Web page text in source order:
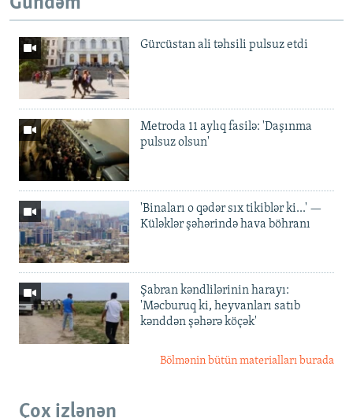
Gürcüstan ali təhsili pulsuz etdi
Metroda 11 aylıq fasilə: 'Daşınma
pulsuz olsun'
'Binaları o qədər sıx tikiblər ki...' —
Küləklər şəhərində hava böhranı
Şabran kəndlilərinin harayı:
'Məcburuq ki, heyvanları satıb
kənddən şəhərə köçək'
Bölmənin bütün materialları burada
Çox izlənən